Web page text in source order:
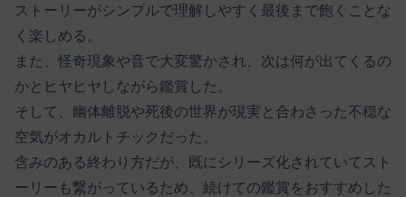
ストーリーがシンプルで理解しやすく最後まで飽くことな
く楽しめる。
また、怪奇現象や音で大変驚かされ、次は何が出てくるの
かとヒヤヒヤしながら鑑賞した。
そして、幽体離脱や死後の世界が現実と合わさった不穏な
空気がオカルトチックだった。
含みのある終わり方だが、既にシリーズ化されていてスト
ーリーも繋がっているため、続けての鑑賞をおすすめした